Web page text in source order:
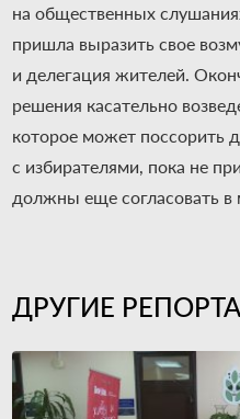
на общественных
пришла выразить свое
и делегация жителей.
решения касательно
которое может поссорить
с избирателями, пока не
должны еще согласовать в
ДРУГИЕ